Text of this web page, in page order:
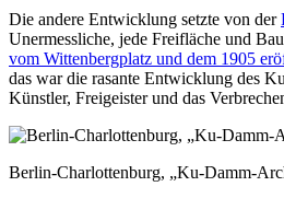
Die andere Entwicklung setzte von der
Unermessliche, jede Freifläche und
vom Wittenbergplatz und dem 1905
das war die rasante Entwicklung des
Künstler, Freigeister und das
Berlin-Charlottenburg, „Ku-Damm-